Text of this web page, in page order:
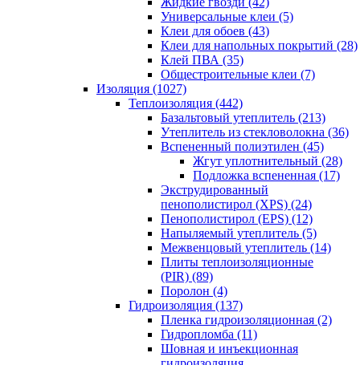
Универсальные клеи (5)
Клеи для обоев (43)
Клеи для напольных покрытий (28)
Клей ПВА (35)
Общестроительные клеи (7)
Изоляция (1027)
Теплоизоляция (442)
Базальтовый утеплитель (213)
Утеплитель из стекловолокна (36)
Вспененный полиэтилен (45)
Жгут уплотнительный (28)
Подложка вспененная (17)
Экструдированный
пенополистирол (XPS) (24)
Пенополистирол (EPS) (12)
Напыляемый утеплитель (5)
Межвенцовый утеплитель (14)
Плиты теплоизоляционные
(PIR) (89)
Поролон (4)
Гидроизоляция (137)
Пленка гидроизоляционная (2)
Гидропломба (11)
Шовная и инъекционная